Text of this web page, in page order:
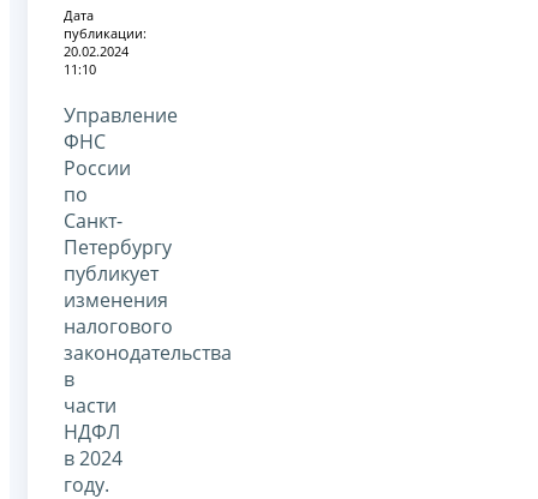
Дата
публикации:
20.02.2024
11:10
Управление
ФНС
России
по
Санкт-
Петербургу
публикует
изменения
налогового
законодательства
в
части
НДФЛ
в 2024
году.